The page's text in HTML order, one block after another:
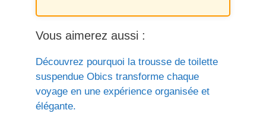
Vous aimerez aussi :
Découvrez pourquoi la trousse de toilette
suspendue Obics transforme chaque
voyage en une expérience organisée et
élégante.